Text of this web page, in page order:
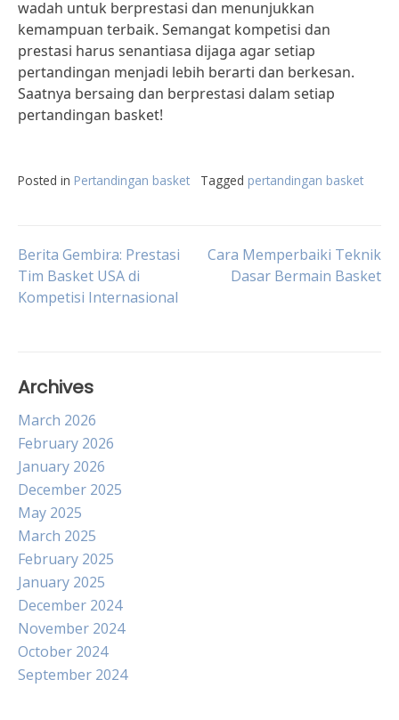
wadah untuk berprestasi dan menunjukkan
kemampuan terbaik. Semangat kompetisi dan
prestasi harus senantiasa dijaga agar setiap
pertandingan menjadi lebih berarti dan berkesan.
Saatnya bersaing dan berprestasi dalam setiap
pertandingan basket!
Posted in Pertandingan basket Tagged pertandingan basket
Post
navigation
Berita Gembira: Prestasi
Tim Basket USA di
Kompetisi Internasional
Cara Memperbaiki Teknik
Dasar Bermain Basket
Archives
March 2026
February 2026
January 2026
December 2025
May 2025
March 2025
February 2025
January 2025
December 2024
November 2024
October 2024
September 2024